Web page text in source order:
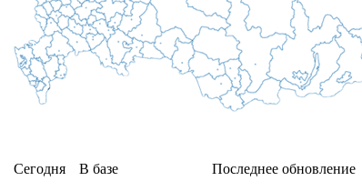
Сегодня
В базе
Последнее обновление